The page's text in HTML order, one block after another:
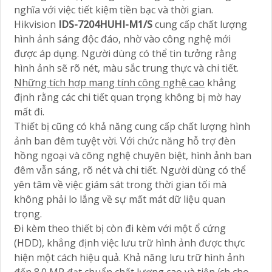
nghĩa với việc tiết kiệm tiền bạc và thời gian.
Hikvision IDS-7204HUHI-M1/Scung cấp chất lượng
hình ảnh sáng độc đáo, nhờ vào công nghệ mới
được áp dụng. Người dùng có thể tin tưởng rằng
hình ảnh sẽ rõ nét, màu sắc trung thực và chi tiết.
Những tích hợp mang tính công nghệ cao khẳng
định rằng các chi tiết quan trọng không bị mờ hay
mất đi.
Thiết bị cũng có khả năng cung cấp chất lượng hình
ảnh ban đêm tuyệt vời. Với chức năng hỗ trợ đèn
hồng ngoại và công nghệ chuyên biệt, hình ảnh ban
đêm vẫn sáng, rõ nét và chi tiết. Người dùng có thể
yên tâm về việc giám sát trong thời gian tối mà
không phải lo lắng về sự mất mát dữ liệu quan
trọng.
Đi kèm theo thiết bị còn đi kèm với một ổ cứng
(HDD), khẳng định việc lưu trữ hình ảnh được thực
hiện một cách hiệu quả. Khả năng lưu trữ hình ảnh